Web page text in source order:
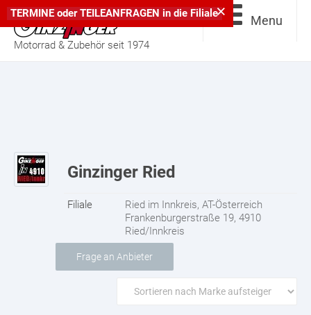
Motorrad & Zubehör seit 1974
Menu
Ginzinger Ried
Filiale
Ried im Innkreis, AT-Österreich
Frankenburgerstraße 19, 4910
Ried/Innkreis
Frage an Anbieter
×
TERMINE oderTEILEANFRAGEN in die Filiale